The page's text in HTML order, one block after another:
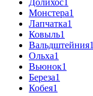
Долихос1
Монстера1
Лапчатка1
Ковыль1
Вальдштейния1
Ольха1
Вьюнок1
Береза1
Кобея1